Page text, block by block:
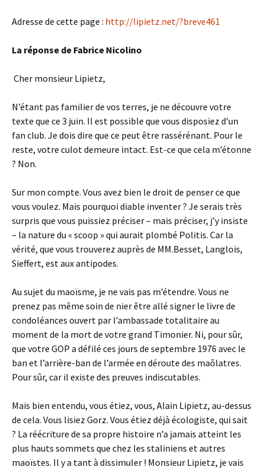
Adresse de cette page : http://lipietz.net/?breve461
La réponse de Fabrice Nicolino
Cher monsieur Lipietz,
N’étant pas familier de vos terres, je ne découvre votre
texte que ce 3 juin. Il est possible que vous disposiez d’un
fan club. Je dois dire que ce peut être rassérénant. Pour le
reste, votre culot demeure intact. Est-ce que cela m’étonne
? Non.
Sur mon compte. Vous avez bien le droit de penser ce que
vous voulez. Mais pourquoi diable inventer ? Je serais très
surpris que vous puissiez préciser – mais préciser, j’y insiste
– la nature du « scoop » qui aurait plombé Politis. Car la
vérité, que vous trouverez auprès de MM.Besset, Langlois,
Sieffert, est aux antipodes.
Au sujet du maoïsme, je ne vais pas m’étendre. Vous ne
prenez pas même soin de nier être allé signer le livre de
condoléances ouvert par l’ambassade totalitaire au
moment de la mort de votre grand Timonier. Ni, pour sûr,
que votre GOP a défilé ces jours de septembre 1976 avec le
ban et l’arrière-ban de l’armée en déroute des maôlatres.
Pour sûr, car il existe des preuves indiscutables.
Mais bien entendu, vous étiez, vous, Alain Lipietz, au-dessus
de cela. Vous lisiez Gorz. Vous étiez déjà écologiste, qui sait
? La réécriture de sa propre histoire n’a jamais atteint les
plus hauts sommets que chez les staliniens et autres
maoïstes. Il y a tant à dissimuler ! Monsieur Lipietz, je vais